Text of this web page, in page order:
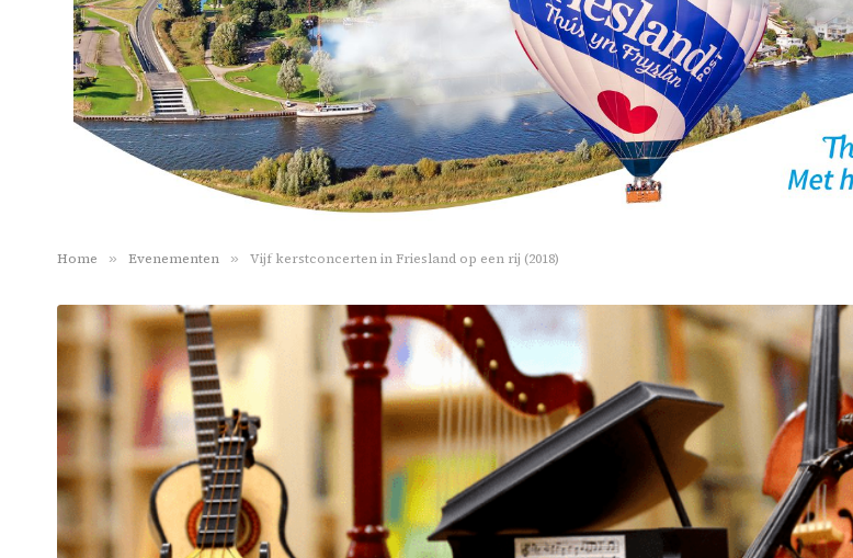
Home » Evenementen » Vijf kerstconcerten in Friesland op een rij (2018)